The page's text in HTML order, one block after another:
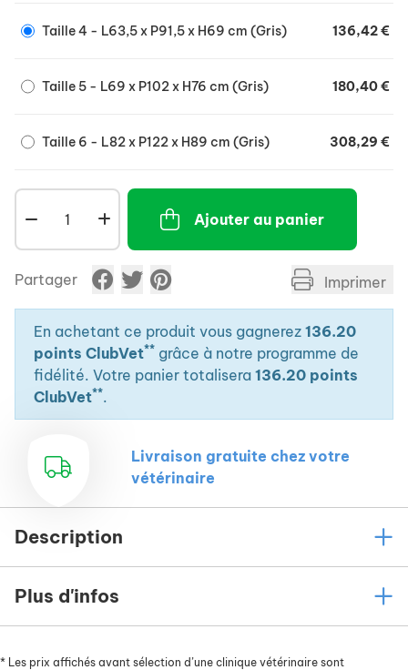
Le chien doit pouvoir se tenir assis sans que les
les 4 côtés doivent comporter des aérations.
Taille 4 - L63,5 x P91,5 x H69 cm (Gris) 136,42 €
Taille 5 - L69 x P102 x H76 cm (Gris) 180,40 €
Taille 6 - L82 x P122 x H89 cm (Gris) 308,29 €
Ajouter au panier
Partager Imprimer
En achetant ce produit vous gagnerez 136.20
points ClubVet** grâce à notre programme de
fidélité. Votre panier totalisera 136.20 points
ClubVet**.
Livraison gratuite chez votre
vétérinaire
Description
Plus d'infos
* Les prix affichés avant sélection d’une clinique vétérinaire sont